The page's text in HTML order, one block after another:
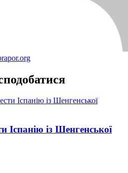
Іспанію із Шенгенської